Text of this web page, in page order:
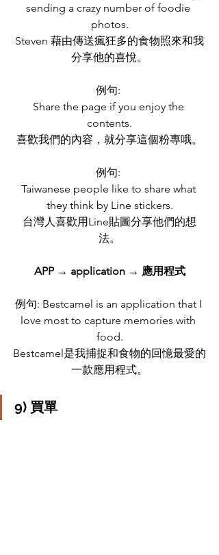
sending a crazy number of foodie
photos.
Steven 藉由傳送瘋狂多的食物照來和我
分享他的喜悅。
例句:
Share the page if you enjoy the
contents.
喜歡我們的內容，就分享這個粉專哦。
例句:
Taiwanese people like to share what
they think by Line stickers.
台灣人喜歡用Line貼圖分享他們的想
法。
APP → application → 應用程式
例句: Bestcamel is an application that I
love most to capture memories with
food.
Bestcamel是我捕捉和食物的回憶最愛的
一款應用程式。
9) 買單